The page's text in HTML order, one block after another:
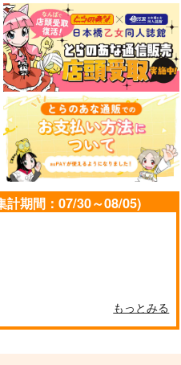
計期間：07/30～08/05)
もっとみる